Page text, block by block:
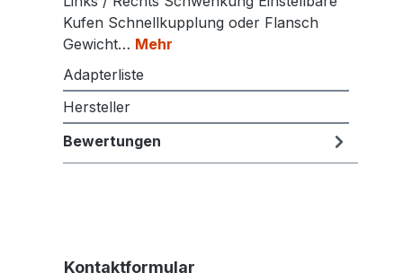
Kufen Schnellkupplung oder Flansch
Gewicht… Mehr
Adapterliste
Hersteller
Bewertungen
Kontaktformular